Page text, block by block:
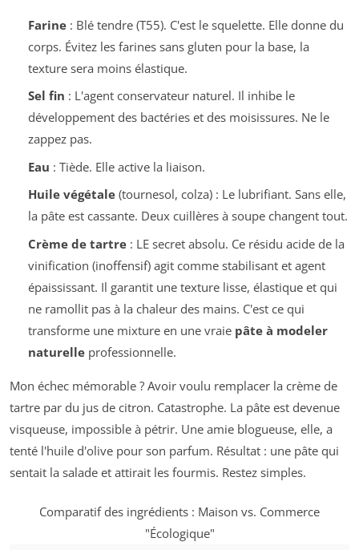
Farine: Blé tendre (T55). C'est le squelette. Elle donne du
corps. Évitez les farines sans gluten pour la base, la
texture sera moins élastique.
Sel fin : L'agent conservateur naturel. Il inhibe le
développement des bactéries et des moisissures. Ne le
zappez pas.
Eau : Tiède. Elle active la liaison.
Huile végétale(tournesol, colza) : Le lubrifiant. Sans elle,
la pâte est cassante. Deux cuillères à soupe changent tout.
Crème de tartre: LE secret absolu. Ce résidu acide de la
vinification (inoffensif) agit comme stabilisant et agent
épaississant. Il garantit une texture lisse, élastique et qui
ne ramollit pas à la chaleur des mains. C'est ce qui
transforme une mixture en une vraie pâte à modeler
naturelleprofessionnelle.
Mon échec mémorable ? Avoir voulu remplacer la crème de
tartre par du jus de citron. Catastrophe. La pâte est devenue
visqueuse, impossible à pétrir. Une amie blogueuse, elle, a
tenté l'huile d'olive pour son parfum. Résultat : une pâte qui
sentait la salade et attirait les fourmis. Restez simples.
Comparatif des ingrédients : Maison vs. Commerce
"Écologique"